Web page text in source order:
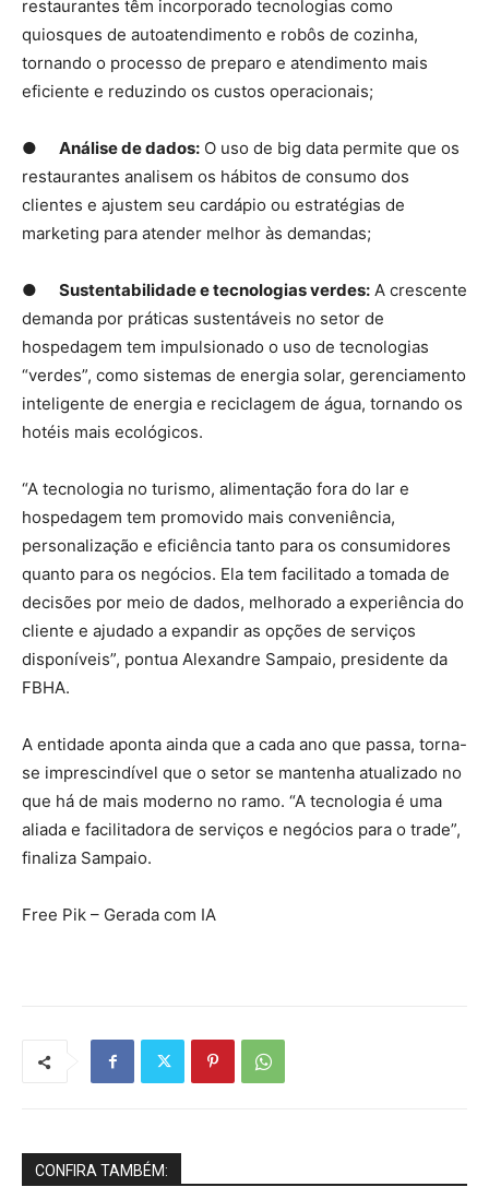
restaurantes têm incorporado tecnologias como
quiosques de autoatendimento e robôs de cozinha,
tornando o processo de preparo e atendimento mais
eficiente e reduzindo os custos operacionais;
● Análise de dados: O uso de big data permite que os
restaurantes analisem os hábitos de consumo dos
clientes e ajustem seu cardápio ou estratégias de
marketing para atender melhor às demandas;
● Sustentabilidade e tecnologias verdes: A crescente
demanda por práticas sustentáveis no setor de
hospedagem tem impulsionado o uso de tecnologias
“verdes”, como sistemas de energia solar, gerenciamento
inteligente de energia e reciclagem de água, tornando os
hotéis mais ecológicos.
“A tecnologia no turismo, alimentação fora do lar e
hospedagem tem promovido mais conveniência,
personalização e eficiência tanto para os consumidores
quanto para os negócios. Ela tem facilitado a tomada de
decisões por meio de dados, melhorado a experiência do
cliente e ajudado a expandir as opções de serviços
disponíveis”, pontua Alexandre Sampaio, presidente da
FBHA.
A entidade aponta ainda que a cada ano que passa, torna-
se imprescindível que o setor se mantenha atualizado no
que há de mais moderno no ramo. “A tecnologia é uma
aliada e facilitadora de serviços e negócios para o trade”,
finaliza Sampaio.
Free Pik – Gerada com IA
CONFIRA TAMBÉM: